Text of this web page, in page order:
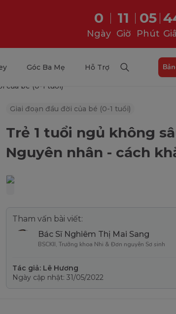
0
Ngày
11
Giờ
05
Phút
Góc Ba Mẹ Hỗ Trợ
của bé (0-1 tuổi)
Giai đoạn đầu đời của bé (0-1 tuổi)
Trẻ 1 tuổi ngủ không
Nguyên nhân - cách
Tham vấn bài viết:
Bác Sĩ Nghiêm Thị Mai Sang
BSCKII, Trưởng khoa Nhi & Đơn nguyên Sơ sinh
Tác giả: Lê Hương
Ngày cập nhật: 31/05/2022